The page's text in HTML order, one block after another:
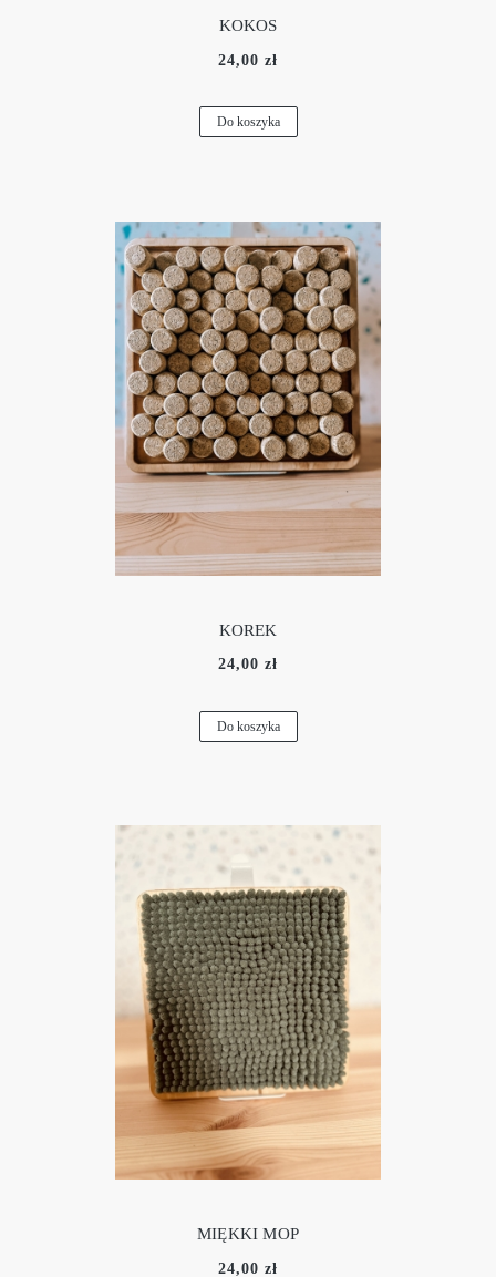
KOKOS
24,00 zł
Do koszyka
KOREK
24,00 zł
Do koszyka
MIĘKKI MOP
24,00 zł